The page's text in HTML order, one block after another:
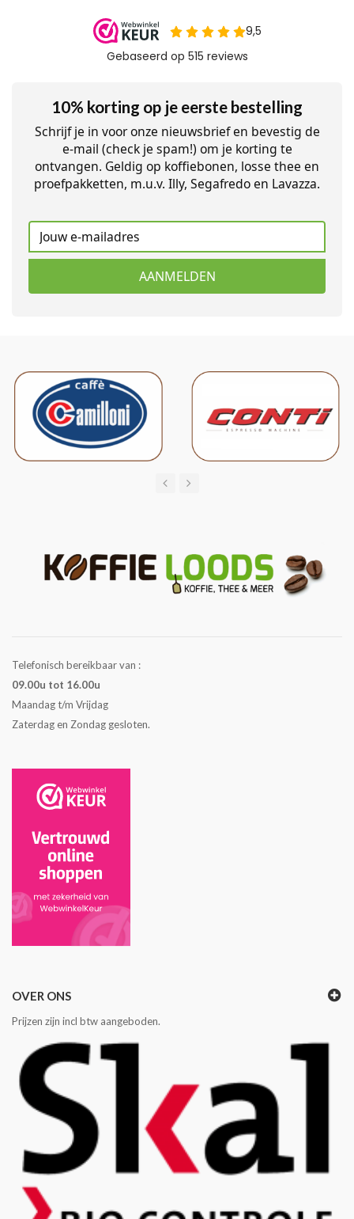
10% korting op je eerste bestelling
Schrijf je in voor onze nieuwsbrief en bevestig de
e-mail (check je spam!) om je korting te
ontvangen. Geldig op koffiebonen, losse thee en
proefpakketten, m.u.v. Illy, Segafredo en Lavazza.
AANMELDEN
Telefonisch bereikbaar van :
09.00u tot 16.00u
Maandag t/m Vrijdag
Zaterdag en Zondag gesloten.
OVER ONS
Prijzen zijn incl btw aangeboden.